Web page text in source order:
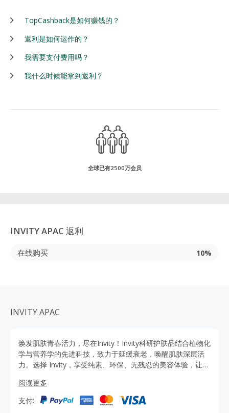
TopCashback是如何赚钱的？
返利是如何运作的？
我需要支付费用吗？
我什么时候能拿到返利？
全球已有2500万会员
INVITY APAC 返利
在线购买 10%
INVITY APAC
焕发肌肤青春活力，尽在Invity！Invity科研护肤品结合植物化
学与营养学的先进科技，致力于延缓衰老，唤醒肌肤深层活
力。选择 Invity，享受纯素、环保、无残忍的美容体验，让您
www.myinvity.com官网购买，可获得优惠和返利，官网正品
可直邮中国，立即体验科技与自然完美融合的抗衰老护肤尚
品。
阅读更多
支付: